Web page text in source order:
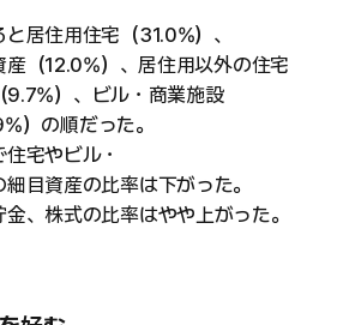
居住用住宅（31.0%）、
（12.0%）、居住用以外の住宅
9.7%）、ビル・商業施設
）の順だった。
宅やビル・
目資産の比率は下がった。
、株式の比率はやや上がった。